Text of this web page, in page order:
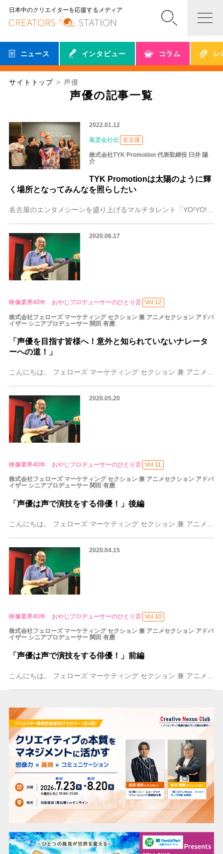
日本中のクリエイターを応援するメディア
ニュース インタビュー コラム レ
サイトトップ 声優
声優の記事一覧
2022.01.12
風雲会社伝 名古屋
株式会社TYK Promotion 代表取締役 臼井 陽
介
TYK Promotionは太陽のように輝
く場所となってみんなを照らしたい
2020.06.17
映像業界40年 おやじプロデューサーのひとり言 Vol.12
株式会社フェローズ マーケティング セクション 兼 アニメセクション アドバ
イザー シニアプロデューサー 関田 有應
「声優を目指す皆様へ！意外と知られていないナレータ
ーへの道！」
2020.05.20
映像業界40年 おやじプロデューサーのひとり言 Vol.11
株式会社フェローズ マーケティング セクション 兼 アニメセクション アドバ
イザー シニアプロデューサー 関田 有應
「声優は声で演技をする俳優！」後編
2020.04.15
映像業界40年 おやじプロデューサーのひとり言 Vol.10
株式会社フェローズ マーケティング セクション 兼 アニメセクション アドバ
イザー シニアプロデューサー 関田 有應
「声優は声で演技をする俳優！」前編